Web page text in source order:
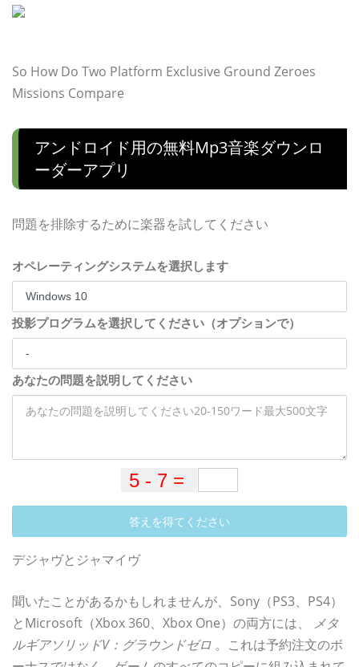
So How Do Two Platform Exclusive Ground Zeroes
Missions Compare
アンドロイド用の無料mp3音楽ダウンロ
ーダーアプリ
問題を排除するために楽器を試してください
オペレーティングシステムを選択します
投影プログラムを選択してください（オプションで）
あなたの問題を説明してください
答えを得てください
デジャヴとジャマイヴ
聞いたことがあるかもしれませんが、Sony（PS3、PS4）
とMicrosoft（Xbox 360、Xbox One）の両方には、 メタ
ルギアソリッドV：グラウンドゼロ 。これは予約注文のボ